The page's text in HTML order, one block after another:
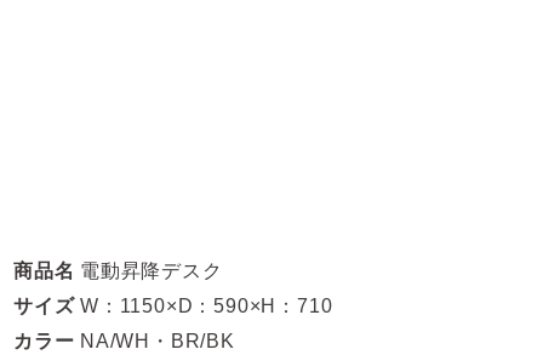
商品名 電動昇降デスク
サイズ W：1150×D：590×H：710
カラー NA/WH・BR/BK